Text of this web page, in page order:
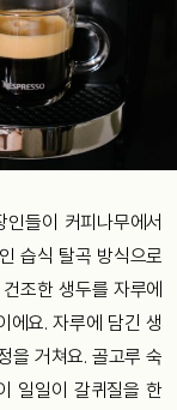
들이 커피나무에서
습식 탈곡 방식으로
조한 생두를 자루에
에요. 자루에 담긴 생
을 거쳐요. 골고루 숙
일일이 갈퀴질을 한